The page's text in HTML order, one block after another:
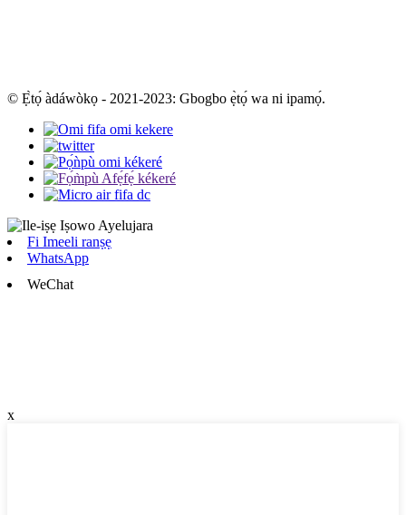
© Ẹ̀tọ́ àdáwòkọ - 2021-2023: Gbogbo ẹ̀tọ́ wa ni ipamọ́.
Fi Imeeli ranṣẹ
WhatsApp
WeChat
x